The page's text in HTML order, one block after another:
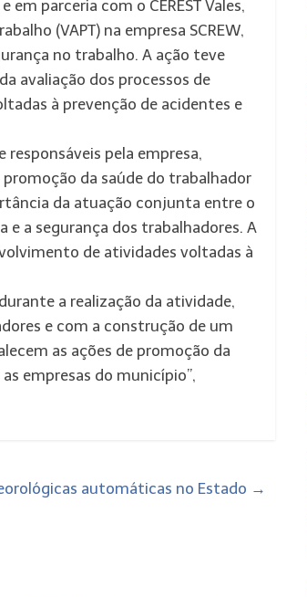
parceria com o CEREST Vales,
(VAPT) na empresa SCREW,
no trabalho. A ação teve
avaliação dos processos de
à prevenção de acidentes e
pela empresa,
da saúde do trabalhador
da atuação conjunta entre o
e a segurança dos trabalhadores. A
de atividades voltadas à
a realização da atividade,
e com a construção de um
as ações de promoção da
empresas do município”,
automáticas no Estado →